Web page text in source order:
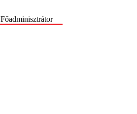
Főadminisztrátor